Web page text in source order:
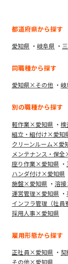
都道府県から探す
愛知県 岐阜県
同職種から探す
愛知県×その他
別の職種から探す
軽作業×愛知県
組立・組付け×愛知
クリーンルーム×愛
メンテナンス・保
座り作業×愛知県
ハンダ付け×愛知県
施盤×愛知県
溶
運営管理×愛知県
インフラ管理（社
採用人事×愛知県
雇用形態から探す
正社員×愛知県
その他×愛知県